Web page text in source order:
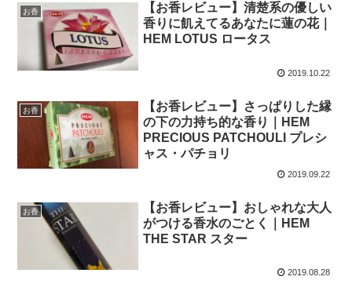
お香
【お香レビュー】清楚系の優しい
香りに飢えてるあなたに蓮の花｜
HEM LOTUS ロータス
2019.10.22
お香
【お香レビュー】さっぱりした縁
の下の力持ち的な香り｜HEM
PRECIOUS PATCHOULI プレシ
ャス・パチョリ
2019.09.22
お香
【お香レビュー】おしゃれな大人
がつける香水のごとく｜HEM
THE STAR スター
2019.08.28